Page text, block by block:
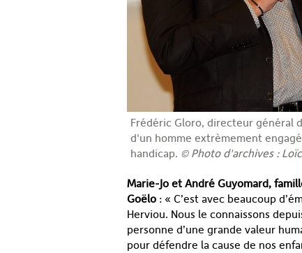
Frédéric Gloro, directeur général
d'un homme extrèmement
handicap. © Photo d'archives : Loïc
Marie-Jo et André Guyomard,
Goëlo : « C’est avec beaucoup
Herviou. Nous le connaissons
personne d’une grande valeur
pour défendre la cause de nos